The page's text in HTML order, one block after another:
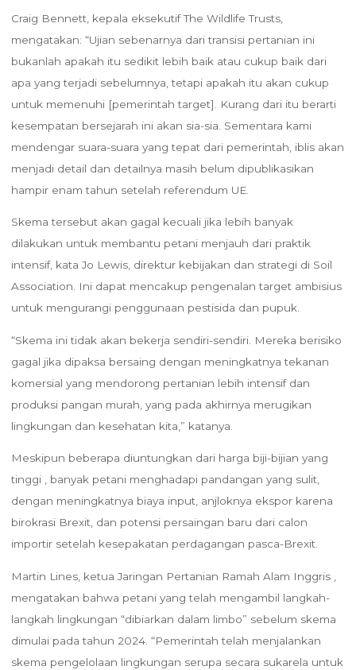
Craig Bennett, kepala eksekutif The Wildlife Trusts,
mengatakan: “Ujian sebenarnya dari transisi pertanian ini
bukanlah apakah itu sedikit lebih baik atau cukup baik dari
apa yang terjadi sebelumnya, tetapi apakah itu akan cukup
untuk memenuhi [pemerintah target]. Kurang dari itu berarti
kesempatan bersejarah ini akan sia-sia. Sementara kami
mendengar suara-suara yang tepat dari pemerintah, iblis akan
menjadi detail dan detailnya masih belum dipublikasikan
hampir enam tahun setelah referendum UE.
Skema tersebut akan gagal kecuali jika lebih banyak
dilakukan untuk membantu petani menjauh dari praktik
intensif, kata Jo Lewis, direktur kebijakan dan strategi di Soil
Association. Ini dapat mencakup pengenalan target ambisius
untuk mengurangi penggunaan pestisida dan pupuk.
“Skema ini tidak akan bekerja sendiri-sendiri. Mereka berisiko
gagal jika dipaksa bersaing dengan meningkatnya tekanan
komersial yang mendorong pertanian lebih intensif dan
produksi pangan murah, yang pada akhirnya merugikan
lingkungan dan kesehatan kita,” katanya.
Meskipun beberapa diuntungkan dari harga biji-bijian yang
tinggi , banyak petani menghadapi pandangan yang sulit,
dengan meningkatnya biaya input, anjloknya ekspor karena
birokrasi Brexit, dan potensi persaingan baru dari calon
importir setelah kesepakatan perdagangan pasca-Brexit.
Martin Lines, ketua Jaringan Pertanian Ramah Alam Inggris ,
mengatakan bahwa petani yang telah mengambil langkah-
langkah lingkungan “dibiarkan dalam limbo” sebelum skema
dimulai pada tahun 2024. “Pemerintah telah menjalankan
skema pengelolaan lingkungan serupa secara sukarela untuk